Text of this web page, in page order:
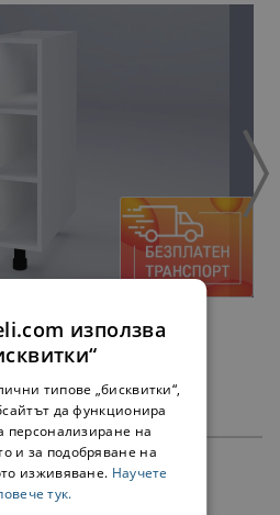
ВЛАДА Н20П БЯЛА
€
използва
типове „бисквитки“,
да функционира
персонализиране на
и за подобряване на
изживяване. Научете
тук.